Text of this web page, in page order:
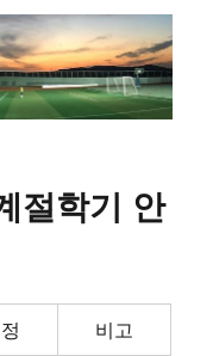
절학기 안
비고